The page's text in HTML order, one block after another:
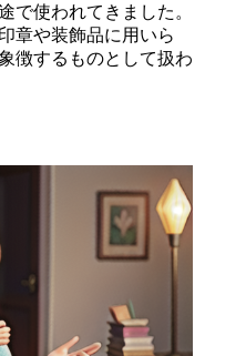
で使われてきました。
章や装飾品に用いら
徴するものとして扱わ